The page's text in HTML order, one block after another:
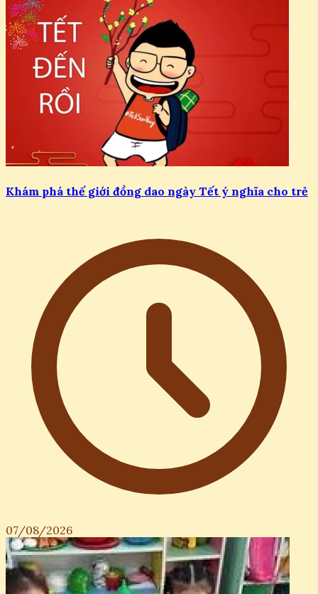
Khám phá thế giới đồng dao ngày Tết ý nghĩa cho trẻ
07/08/2026